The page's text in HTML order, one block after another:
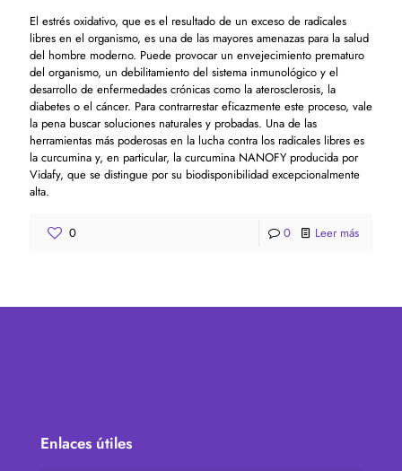
El estrés oxidativo, que es el resultado de un exceso de radicales
libres en el organismo, es una de las mayores amenazas para la salud
del hombre moderno. Puede provocar un envejecimiento prematuro
del organismo, un debilitamiento del sistema inmunológico y el
desarrollo de enfermedades crónicas como la aterosclerosis, la
diabetes o el cáncer. Para contrarrestar eficazmente este proceso, vale
la pena buscar soluciones naturales y probadas. Una de las
herramientas más poderosas en la lucha contra los radicales libres es
la curcumina y, en particular, la curcumina NANOFY producida por
Vidafy, que se distingue por su biodisponibilidad excepcionalmente
alta.
0 0 Leer más
Enlaces útiles